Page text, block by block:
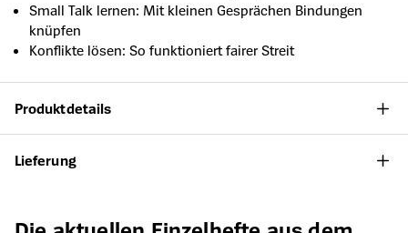
Small Talk lernen: Mit kleinen Gesprächen Bindungen
knüpfen
Konflikte lösen: So funktioniert fairer Streit
Produktdetails
Lieferung
Produktgalerie überspringen